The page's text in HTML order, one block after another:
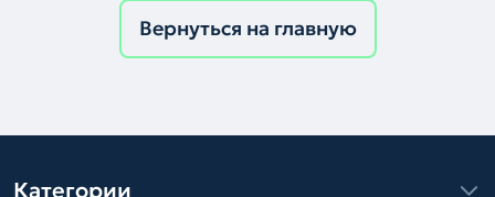
Вернуться на главную
Категории